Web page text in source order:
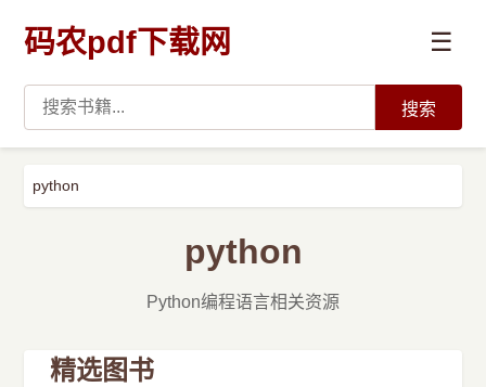
码农pdf下载网 ☰
搜索
python
python
Python编程语言相关资源
精选图书